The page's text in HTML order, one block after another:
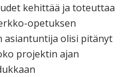
kehittää ja toteuttaa
opetuksen
asiantuntija olisi pitänyt
projektin ajan